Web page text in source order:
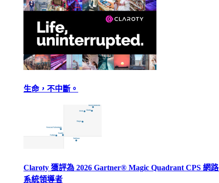
生命，不中斷。
Claroty 獲評為 2026 Gartner® Magic Quadrant CPS 網
系統領導者